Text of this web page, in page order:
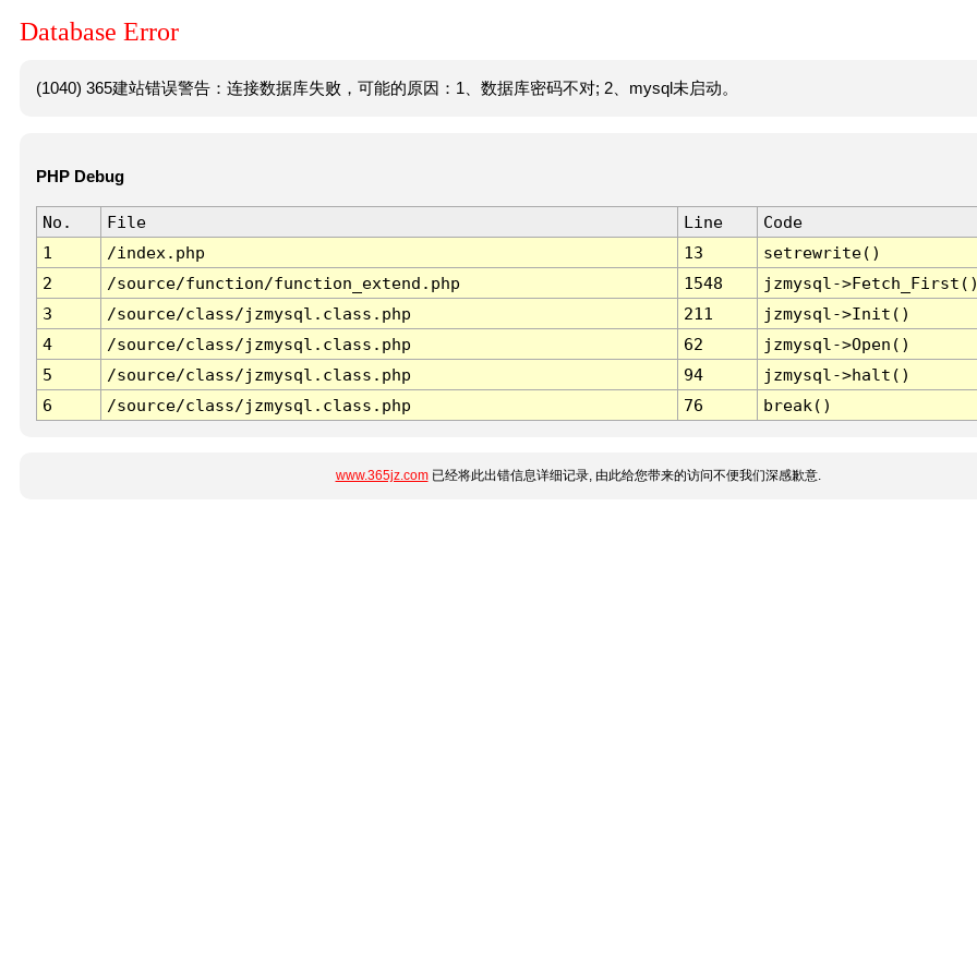
Database Error
(1040) 365建站错误警告：连接数据库失败，可能的原因：1、数据库密码不对; 2、mysql未启动。
PHP Debug
No. File Line
Code
1
/index.php 13
setrewrite()
2
/source/function/function_extend.php 1548
jzmysql-
3
/source/class/jzmysql.class.php 211
jzmysql->Init()
4
/source/class/jzmysql.class.php 62
jzmysql->Open()
5
/source/class/jzmysql.class.php 94
jzmysql->halt()
6
/source/class/jzmysql.class.php 76 break()
www.365jz.com已经将此出错信息详细记录, 由此给您带来的访问不便我们深感歉意.